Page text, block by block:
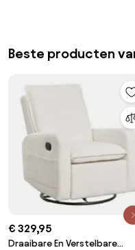
Beste producten
€ 329,95
Draaibare En Verstelbare